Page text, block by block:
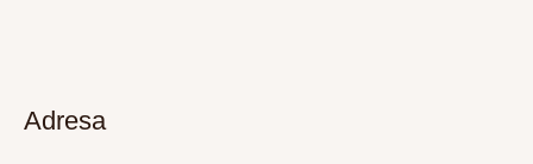
Adresa